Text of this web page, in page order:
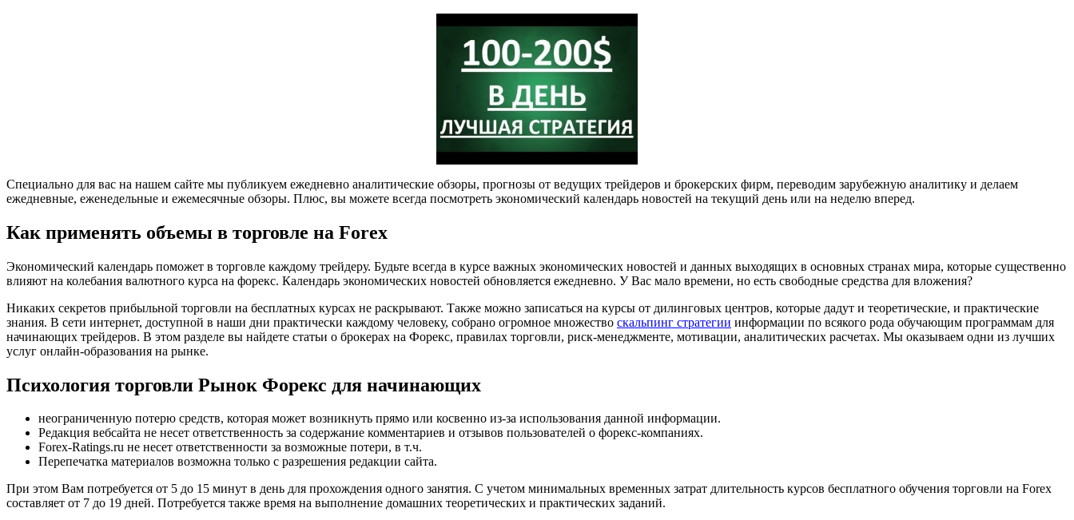
Специально для вас на нашем сайте мы публикуем ежедневно аналитические обзоры, прогнозы от ведущих трейдеров и брокерских фирм, переводим зарубежную аналитику и делаем
ежедневные, еженедельные и ежемесячные обзоры. Плюс, вы можете всегда посмотреть экономический календарь новостей на текущий день или на неделю вперед.
Как применять объемы в торговле на Forex
Экономический календарь поможет в торговле каждому трейдеру. Будьте всегда в курсе важных экономических новостей и данных выходящих в основных странах мира, которые существенно
влияют на колебания валютного курса на форекс. Календарь экономических новостей обновляется ежедневно. У Вас мало времени, но есть свободные средства для вложения?
Никаких секретов прибыльной торговли на бесплатных курсах не раскрывают. Также можно записаться на курсы от дилинговых центров, которые дадут и теоретические, и практические
знания. В сети интернет, доступной в наши дни практически каждому человеку, собрано огромное множество скальпинг стратегии информации по всякого рода обучающим программам для
начинающих трейдеров. В этом разделе вы найдете статьи о брокерах на Форекс, правилах торговли, риск-менеджменте, мотивации, аналитических расчетах. Мы оказываем одни из лучших
услуг онлайн-образования на рынке.
Психология торговли Рынок Форекс для начинающих
неограниченную потерю средств, которая может возникнуть прямо или косвенно из-за использования данной информации.
Редакция вебсайта не несет ответственность за содержание комментариев и отзывов пользователей о форекс-компаниях.
Forex-Ratings.ru не несет ответственности за возможные потери, в т.ч.
Перепечатка материалов возможна только с разрешения редакции сайта.
При этом Вам потребуется от 5 до 15 минут в день для прохождения одного занятия. С учетом минимальных временных затрат длительность курсов бесплатного обучения торговли на Forex
составляет от 7 до 19 дней. Потребуется также время на выполнение домашних теоретических и практических заданий.